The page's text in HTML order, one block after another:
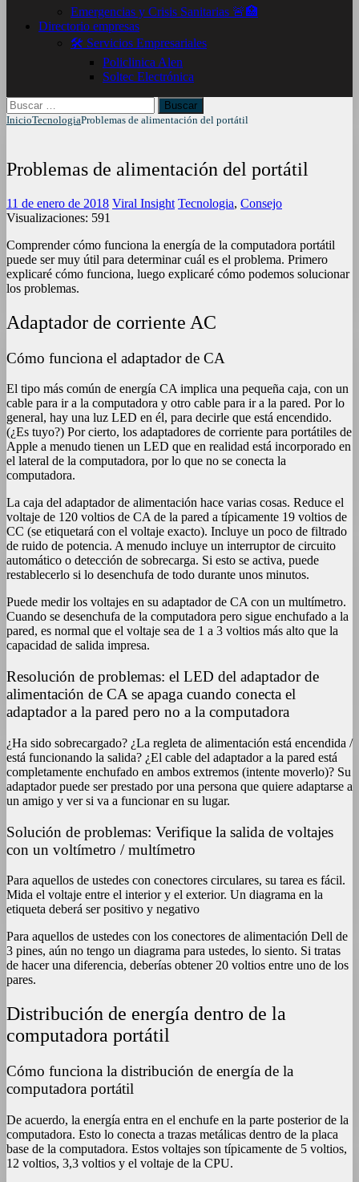
Emergencias y Crisis Sanitarias 🚨🏥
Directorio empresas
🛠️ Servicios Empresariales
Policlinica Alen
Soltec Electrónica
Buscar:
InicioTecnologiaProblemas de alimentación del portátil
Problemas de alimentación del portátil
11 de enero de 2018 Viral Insight Tecnologia, Consejo
Visualizaciones: 591
Comprender cómo funciona la energía de la computadora portátil
puede ser muy útil para determinar cuál es el problema. Primero
explicaré cómo funciona, luego explicaré cómo podemos solucionar
los problemas.
Adaptador de corriente AC
Cómo funciona el adaptador de CA
El tipo más común de energía CA implica una pequeña caja, con un
cable para ir a la computadora y otro cable para ir a la pared. Por lo
general, hay una luz LED en él, para decirle que está encendido.
(¿Es tuyo?) Por cierto, los adaptadores de corriente para portátiles de
Apple a menudo tienen un LED que en realidad está incorporado en
el lateral de la computadora, por lo que no se conecta la
computadora.
La caja del adaptador de alimentación hace varias cosas. Reduce el
voltaje de 120 voltios de CA de la pared a típicamente 19 voltios de
CC (se etiquetará con el voltaje exacto). Incluye un poco de filtrado
de ruido de potencia. A menudo incluye un interruptor de circuito
automático o detección de sobrecarga. Si esto se activa, puede
restablecerlo si lo desenchufa de todo durante unos minutos.
Puede medir los voltajes en su adaptador de CA con un multímetro.
Cuando se desenchufa de la computadora pero sigue enchufado a la
pared, es normal que el voltaje sea de 1 a 3 voltios más alto que la
capacidad de salida impresa.
Resolución de problemas: el LED del adaptador de
alimentación de CA se apaga cuando conecta el
adaptador a la pared pero no a la computadora
¿Ha sido sobrecargado? ¿La regleta de alimentación está encendida /
está funcionando la salida? ¿El cable del adaptador a la pared está
completamente enchufado en ambos extremos (intente moverlo)? Su
adaptador puede ser prestado por una persona que quiere adaptarse a
un amigo y ver si va a funcionar en su lugar.
Solución de problemas: Verifique la salida de voltajes
con un voltímetro / multímetro
Para aquellos de ustedes con conectores circulares, su tarea es fácil.
Mida el voltaje entre el interior y el exterior. Un diagrama en la
etiqueta deberá ser positivo y negativo
Para aquellos de ustedes con los conectores de alimentación Dell de
3 pines, aún no tengo un diagrama para ustedes, lo siento. Si tratas
de hacer una diferencia, deberías obtener 20 voltios entre uno de los
pares.
Distribución de energía dentro de la
computadora portátil
Cómo funciona la distribución de energía de la
computadora portátil
De acuerdo, la energía entra en el enchufe en la parte posterior de la
computadora. Esto lo conecta a trazas metálicas dentro de la placa
base de la computadora. Estos voltajes son típicamente de 5 voltios,
12 voltios, 3,3 voltios y el voltaje de la CPU.